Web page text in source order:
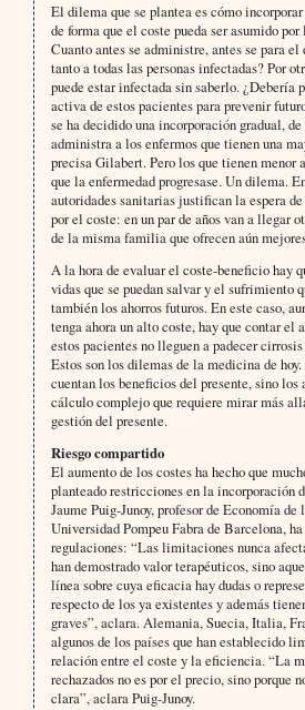
El dilema que se plantea es cómo
de forma que el coste pueda ser asumido
Cuanto antes se administre, antes se para el
tanto a todas las personas infectadas? Por
puede estar infectada sin saberlo. ¿Debería
activa de estos pacientes para prevenir
se ha decidido una incorporación gradual, de
administra a los enfermos que tienen una
precisa Gilabert. Pero los que tienen menor
que la enfermedad progresase. Un dilema.
autoridades sanitarias justifican la espera
por el coste: en un par de años van a llegar
de la misma familia que ofrecen aún
A la hora de evaluar el coste-beneficio hay
vidas que se puedan salvar y el sufrimiento
también los ahorros futuros. En este caso,
tenga ahora un alto coste, hay que contar el
estos pacientes no lleguen a padecer
Estos son los dilemas de la medicina de
cuentan los beneficios del presente, sino los
cálculo complejo que requiere mirar más
gestión del presente.
Riesgo compartido
El aumento de los costes ha hecho que
planteado restricciones en la incorporación
Jaume Puig-Junoy, profesor de Economía de
Universidad Pompeu Fabra de Barcelona,
regulaciones: “Las limitaciones nunca
han demostrado valor terapéuticos, sino
línea sobre cuya eficacia hay dudas o
respecto de los ya existentes y además
graves”, aclara. Alemania, Suecia, Italia,
algunos de los países que han establecido
relación entre el coste y la eficiencia. “La
rechazados no es por el precio, sino porque
clara”, aclara Puig-Junoy.